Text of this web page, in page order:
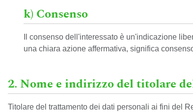
k) Consenso
Il consenso dell'interessato è un'indicazione
una chiara azione affermativa, significa
2. Nome e indirizzo del titolare
Titolare del trattamento dei dati personali ai fini del